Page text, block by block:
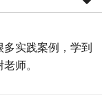
实践案例，学到
师。